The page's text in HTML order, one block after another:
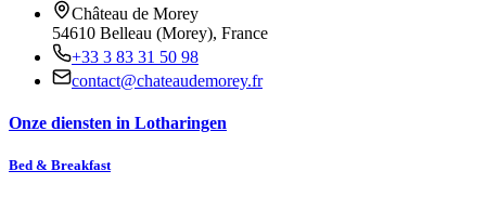
Château de Morey
54610 Belleau (Morey), France
+33 3 83 31 50 98
contact@chateaudemorey.fr
Onze diensten in Lotharingen
Bed & Breakfast